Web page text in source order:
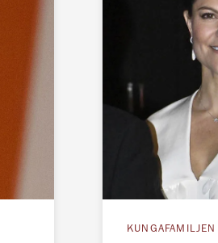
KUNGAFAMILJEN